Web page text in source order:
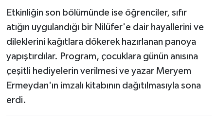
Etkinliğin son bölümünde ise öğrenciler, sıfır
atığın uygulandığı bir Nilüfer'e dair hayallerini ve
dileklerini kağıtlara dökerek hazırlanan panoya
yapıştırdılar. Program, çocuklara günün anısına
çeşitli hediyelerin verilmesi ve yazar Meryem
Ermeydan'ın imzalı kitabının dağıtılmasıyla sona
erdi.